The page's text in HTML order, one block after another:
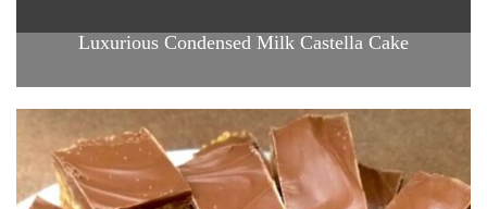
Luxurious Condensed Milk Castella Cake